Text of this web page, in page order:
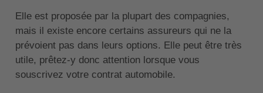
Elle est proposée par la plupart des compagnies,
mais il existe encore certains assureurs qui ne la
prévoient pas dans leurs options. Elle peut être très
utile, prêtez-y donc attention lorsque vous
souscrivez votre contrat automobile.